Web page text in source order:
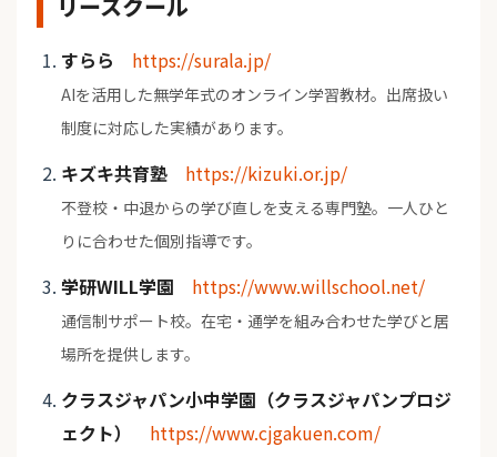
リースクール
すらら https://surala.jp/
AIを活用した無学年式のオンライン学習教材。出席扱い
制度に対応した実績があります。
キズキ共育塾 https://kizuki.or.jp/
不登校・中退からの学び直しを支える専門塾。一人ひと
りに合わせた個別指導です。
学研WILL学園 https://www.willschool.net/
通信制サポート校。在宅・通学を組み合わせた学びと居
場所を提供します。
クラスジャパン小中学園（クラスジャパンプロジ
ェクト）
https://www.cjgakuen.com/